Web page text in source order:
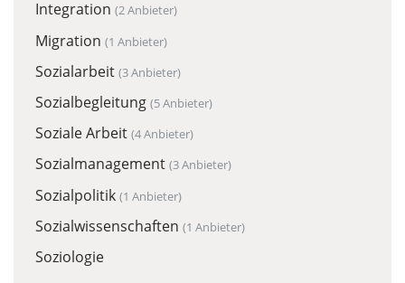
Integration (2 Anbieter)
Migration (1 Anbieter)
Sozialarbeit (3 Anbieter)
Sozialbegleitung (5 Anbieter)
Soziale Arbeit (4 Anbieter)
Sozialmanagement (3 Anbieter)
Sozialpolitik (1 Anbieter)
Sozialwissenschaften (1 Anbieter)
Soziologie